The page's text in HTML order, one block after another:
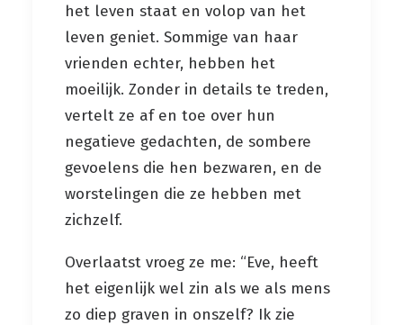
het leven staat en volop van het
leven geniet. Sommige van haar
vrienden echter, hebben het
moeilijk. Zonder in details te treden,
vertelt ze af en toe over hun
negatieve gedachten, de sombere
gevoelens die hen bezwaren, en de
worstelingen die ze hebben met
zichzelf.
Overlaatst vroeg ze me: “Eve, heeft
het eigenlijk wel zin als we als mens
zo diep graven in onszelf? Ik zie